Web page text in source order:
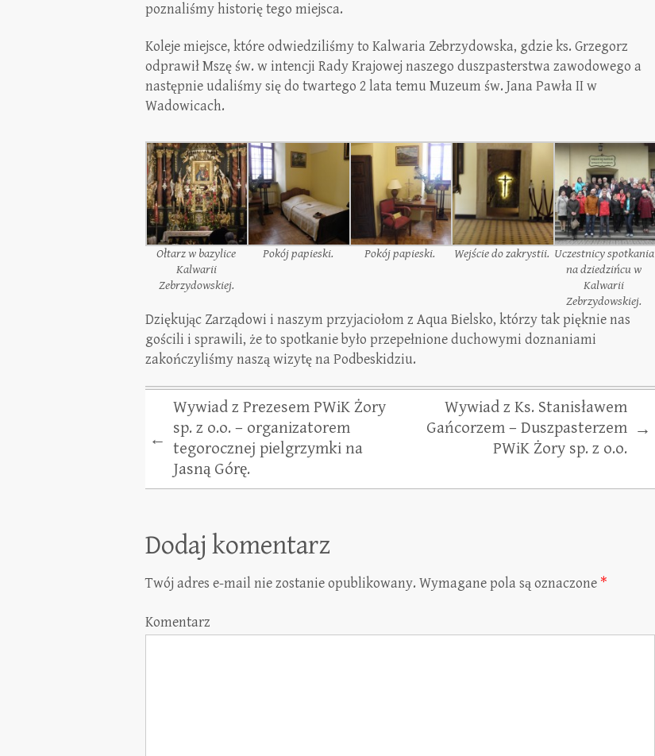
poznaliśmy historię tego miejsca.
Koleje miejsce, które odwiedziliśmy to Kalwaria Zebrzydowska, gdzie ks. Grzegorz
odprawił Mszę św. w intencji Rady Krajowej naszego duszpasterstwa zawodowego a
następnie udaliśmy się do twartego 2 lata temu Muzeum św. Jana Pawła II w
Wadowicach.
Ołtarz w bazylice
Kalwarii
Zebrzydowskiej.
Pokój papieski. Pokój papieski. Wejście do zakrystii. Uczestnicy spotkania
na dziedzińcu w
Kalwarii
Zebrzydowskiej.
Dziękując Zarządowi i naszym przyjaciołom z Aqua Bielsko, którzy tak pięknie nas
gościli i sprawili, że to spotkanie było przepełnione duchowymi doznaniami
zakończyliśmy naszą wizytę na Podbeskidziu.
←
Wywiad z Prezesem PWiK Żory
sp. z o.o. – organizatorem
tegorocznej pielgrzymki na
Jasną Górę.
Wywiad z Ks. Stanisławem
Gańcorzem – Duszpasterzem
PWiK Żory sp. z o.o.
→
Dodaj komentarz
Twój adres e-mail nie zostanie opublikowany. Wymagane pola są oznaczone *
Komentarz